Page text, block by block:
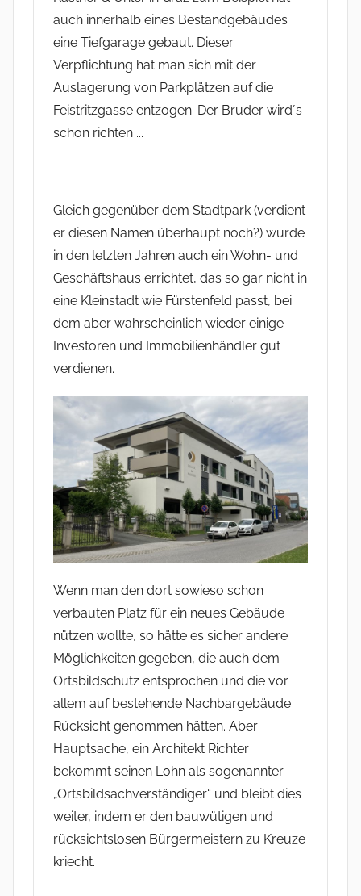
auch innerhalb eines Bestandgebäudes
eine Tiefgarage gebaut. Dieser
Verpflichtung hat man sich mit der
Auslagerung von Parkplätzen auf die
Feistritzgasse entzogen. Der Bruder wird´s
schon richten ...
Gleich gegenüber dem Stadtpark (verdient
er diesen Namen überhaupt noch?) wurde
in den letzten Jahren auch ein Wohn- und
Geschäftshaus errichtet, das so gar nicht in
eine Kleinstadt wie Fürstenfeld passt, bei
dem aber wahrscheinlich wieder einige
Investoren und Immobilienhändler gut
verdienen.
Wenn man den dort sowieso schon
verbauten Platz für ein neues Gebäude
nützen wollte, so hätte es sicher andere
Möglichkeiten gegeben, die auch dem
Ortsbildschutz entsprochen und die vor
allem auf bestehende Nachbargebäude
Rücksicht genommen hätten. Aber
Hauptsache, ein Architekt Richter
bekommt seinen Lohn als sogenannter
„Ortsbildsachverständiger“ und bleibt dies
weiter, indem er den bauwütigen und
rücksichtslosen Bürgermeistern zu Kreuze
kriecht.